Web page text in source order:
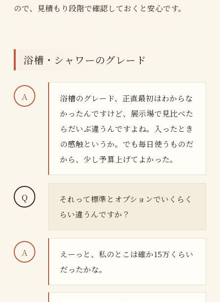
ので、見積もり段階で確認しておくと安心です。
浴槽・シャワーのグレード
浴槽のグレード、正直最初はわからな
かったんですけど、展示場で見比べた
らだいぶ違うんですよね。入ったとき
の感触というか。でも毎日使うものだ
から、少し予算上げてよかった。
それって標準とオプションでいくらく
らい違うんですか？
えーっと、私のとこは確か15万くらい
だったかな。